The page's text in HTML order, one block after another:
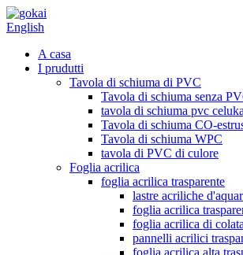
English
A casa
I prudutti
Tavola di schiuma di PVC
Tavola di schiuma senza
tavola di schiuma pvc celuka
Tavola di schiuma CO-
Tavola di schiuma WPC
tavola di PVC di culore
Foglia acrilica
foglia acrilica trasparente
lastre acriliche
foglia acrilica
foglia acrilica di
pannelli acrilici
foglia acrilica alta